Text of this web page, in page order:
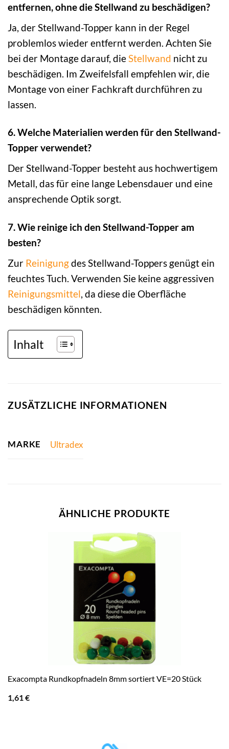
entfernen, ohne die Stellwand zu beschädigen?
Ja, der Stellwand-Topper kann in der Regel
problemlos wieder entfernt werden. Achten Sie
bei der Montage darauf, die Stellwand nicht zu
beschädigen. Im Zweifelsfall empfehlen wir, die
Montage von einer Fachkraft durchführen zu
lassen.
6. Welche Materialien werden für den Stellwand-
Topper verwendet?
Der Stellwand-Topper besteht aus hochwertigem
Metall, das für eine lange Lebensdauer und eine
ansprechende Optik sorgt.
7. Wie reinige ich den Stellwand-Topper am
besten?
Zur Reinigungdes Stellwand-Toppers genügt ein
feuchtes Tuch. Verwenden Sie keine aggressiven
Reinigungsmittel, da diese die Oberfläche
beschädigen könnten.
Inhalt
ZUSÄTZLICHE INFORMATIONEN
MARKE Ultradex
ÄHNLICHE PRODUKTE
Exacompta Rundkopfnadeln 8mm sortiert VE=20 Stück
1,61€